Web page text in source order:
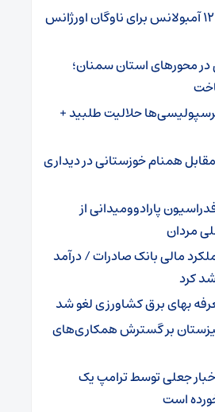
تفاهم‌نامه خرید ۱۲ آمبولانس برای ناوگان اورژانس
در محورهای استان سمنان؛
حلالیت طلبید +
همنام خوزستانی در دیداری
پارادوومیدانی از
مردان
مالی بانک صادرات / درآمد
بهای برق کشاورزی لغو شد
بر گسترش همکاری‌های
جعلی توسط ترامپ یک
است